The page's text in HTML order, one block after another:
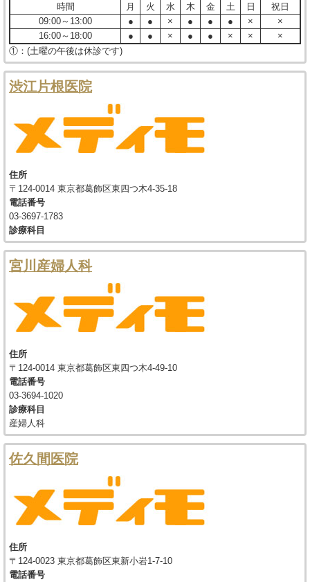
時間 月 火 水 木 金 土 日
祝日
09:00～13:00
● ● × ● ● ● ×
×
16:00～18:00
● ● × ● ● × ×
×
①：(土曜の午後は休診です)
渋江片根医院
住所
〒124-0014 東京都葛飾区東四つ木4-35-18
電話番号
03-3697-1783
診療科目
宮川産婦人科
住所
〒124-0014 東京都葛飾区東四つ木4-49-10
電話番号
03-3694-1020
診療科目
産婦人科
佐久間医院
住所
〒124-0023 東京都葛飾区東新小岩1-7-10
電話番号